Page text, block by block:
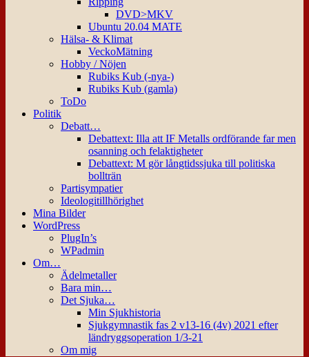
DVD>MKV
Ubuntu 20.04 MATE
Hälsa- & Klimat
VeckoMätning
Hobby / Nöjen
Rubiks Kub (-nya-)
Rubiks Kub (gamla)
ToDo
Politik
Debatt…
Debattext: Illa att IF Metalls ordförande far men
osanning och felaktigheter
Debattext: M gör långtidssjuka till politiska
bollträn
Partisympatier
Ideologitillhörighet
Mina Bilder
WordPress
PlugIn’s
WPadmin
Om…
Ädelmetaller
Bara min…
Det Sjuka…
Min Sjukhistoria
Sjukgymnastik fas 2 v13-16 (4v) 2021 efter
ländryggsoperation 1/3-21
Om mig